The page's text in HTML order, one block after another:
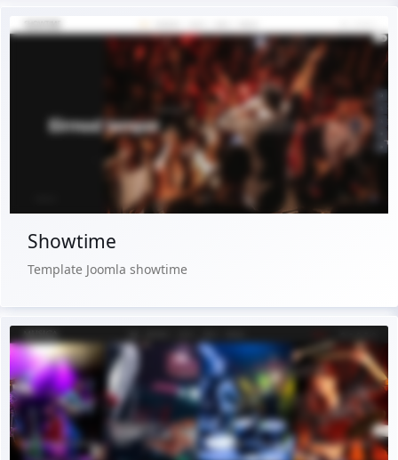
Demo dal vivo
Acquista €29.90
Showtime
Template Joomla showtime
Demo dal vivo
Acquista €29.90